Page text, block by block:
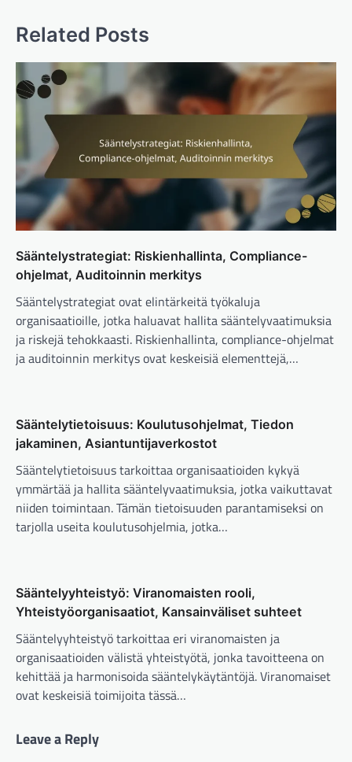
Related Posts
Sääntelystrategiat: Riskienhallinta, Compliance-
ohjelmat, Auditoinnin merkitys
Sääntelystrategiat ovat elintärkeitä työkaluja
organisaatioille, jotka haluavat hallita sääntelyvaatimuksia
ja riskejä tehokkaasti. Riskienhallinta, compliance-ohjelmat
ja auditoinnin merkitys ovat keskeisiä elementtejä,…
Sääntelytietoisuus: Koulutusohjelmat, Tiedon
jakaminen, Asiantuntijaverkostot
Sääntelytietoisuus tarkoittaa organisaatioiden kykyä
ymmärtää ja hallita sääntelyvaatimuksia, jotka vaikuttavat
niiden toimintaan. Tämän tietoisuuden parantamiseksi on
tarjolla useita koulutusohjelmia, jotka…
Sääntelyyhteistyö: Viranomaisten rooli,
Yhteistyöorganisaatiot, Kansainväliset suhteet
Sääntelyyhteistyö tarkoittaa eri viranomaisten ja
organisaatioiden välistä yhteistyötä, jonka tavoitteena on
kehittää ja harmonisoida sääntelykäytäntöjä. Viranomaiset
ovat keskeisiä toimijoita tässä…
Leave a Reply